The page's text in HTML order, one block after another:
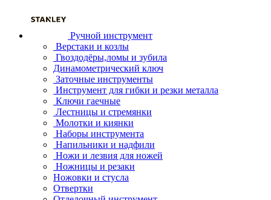
Ручной инструмент
Верстаки и козлы
Гвоздодёры,ломы и зубила
Динамометрический ключ
Заточные инструменты
Инструмент для гибки и резки металла
Ключи гаечные
Лестницы и стремянки
Молотки и киянки
Наборы инструмента
Напильники и надфили
Ножи и лезвия для ножей
Ножницы и резаки
Ножовки и стусла
Отвертки